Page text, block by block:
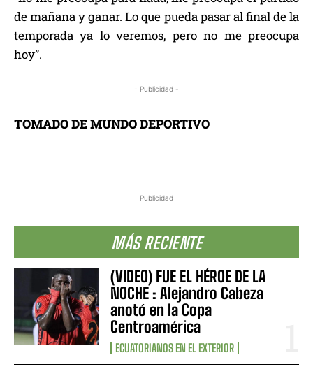
Publicidad
MÁS RECIENTE
(VIDEO) FUE EL HÉROE DE LA
NOCHE : Alejandro Cabeza
anotó en la Copa
Centroamérica
ECUATORIANOS EN EL EXTERIOR
de mañana y ganar. Lo que pueda pasar al final de la
temporada ya lo veremos, pero no me preocupa
hoy”.
- Publicidad -
TOMADO DE MUNDO DEPORTIVO